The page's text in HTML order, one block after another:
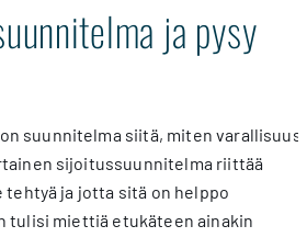
ja pysy
suunnitelma siitä, miten varallisuus
sijoitussuunnitelma riittää
ja jotta sitä on helppo
tulisi miettiä etukäteen ainakin